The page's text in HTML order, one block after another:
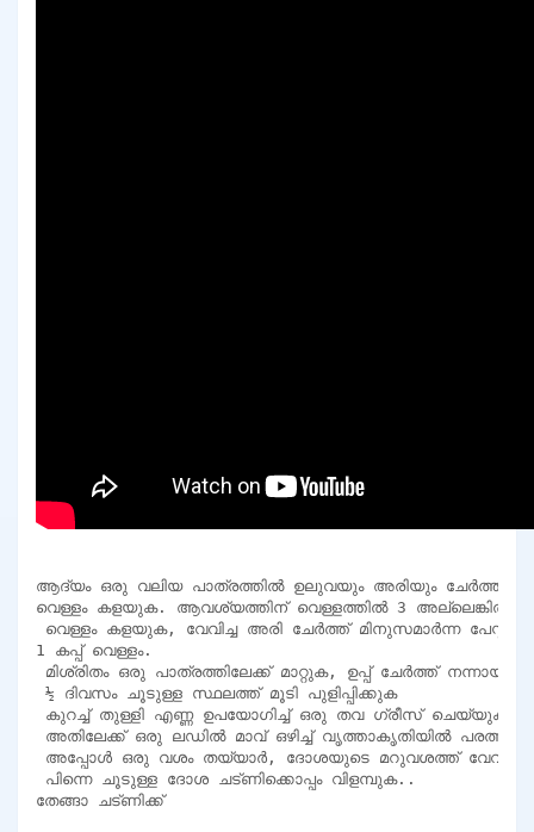
ആദ്യം ഒരു വലിയ പാത്രത്തിൽ ഉലുവയും അരിയും ചേർത്ത്
വെള്ളം കളയുക. ആവശ്യത്തിന് വെള്ളത്തിൽ 3 അല്ലെങ്കിൽ 4
വെള്ളം കളയുക, വേവിച്ച അരി ചേർത്ത് മിനുസമാർന്ന
1 കപ്പ് വെള്ളം.
മിശ്രിതം ഒരു പാത്രത്തിലേക്ക് മാറ്റുക, ഉപ്പ് ചേർത്ത് നന്നായി
½ ദിവസം ചൂടുള്ള സ്ഥലത്ത് മൂടി പുളിപ്പിക്കുക
കുറച്ച് തുള്ളി എണ്ണ ഉപയോഗിച്ച് ഒരു തവ ഗ്രീസ് ചെയ്യുക
അതിലേക്ക് ഒരു ലഡിൽ മാവ് ഒഴിച്ച് വൃത്താകൃതിയിൽ പരത്തുക
അപ്പോൾ ഒരു വശം തയ്യാർ, ദോശയുടെ മറുവശത്ത്
പിന്നെ ചൂടുള്ള ദോശ ചട്ണിക്കൊപ്പം വിളമ്പുക..
തേങ്ങാ ചട്ണിക്ക്